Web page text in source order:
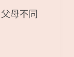
母不同